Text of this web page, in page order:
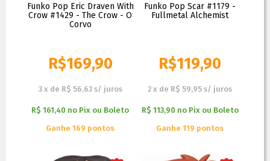
Funko Pop Eric Draven With
Crow #1429 - The Crow - O
Corvo
R$169,90
3 x de R$ 56,63 s/ juros
R$ 161,40 no Pix ou Boleto
Ganhe 169 pontos
Funko Pop Scar #1179 -
Fullmetal Alchemist
R$119,90
2 x de R$ 59,95 s/ juros
R$ 113,90 no Pix ou Boleto
Ganhe 119 pontos